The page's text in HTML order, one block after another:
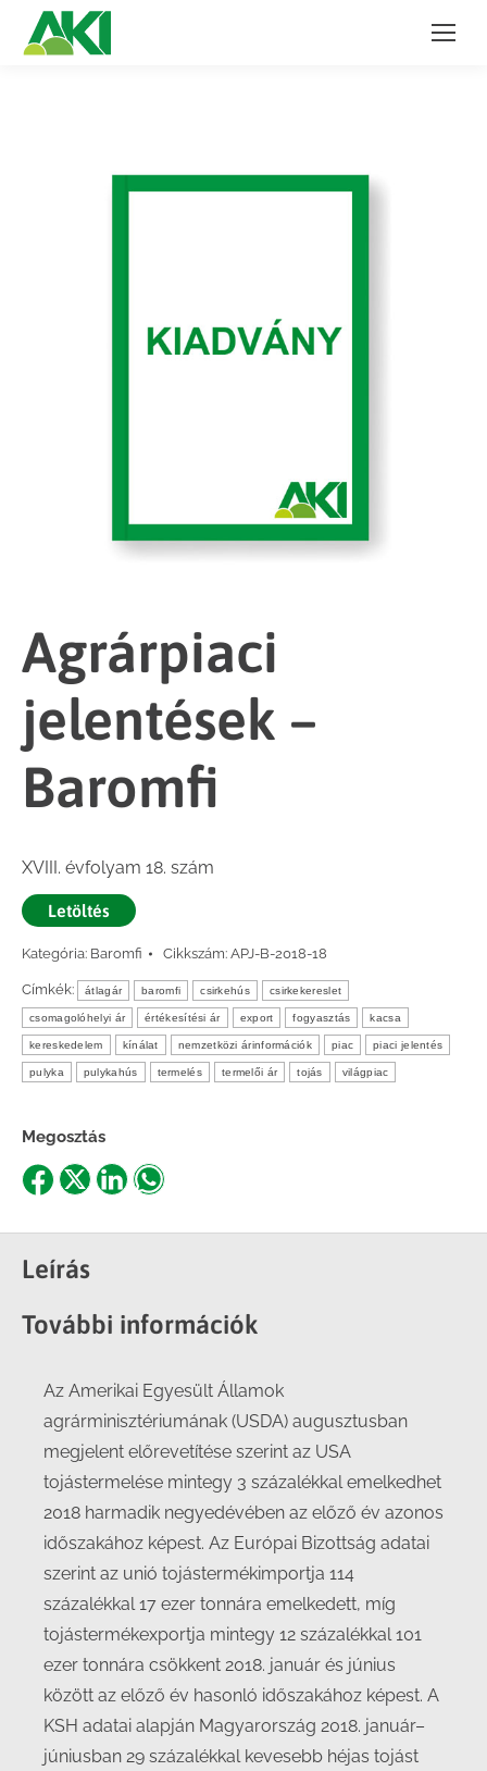
Agrárpiaci
jelentések –
Baromfi
XVIII. évfolyam 18. szám
Letöltés
Kategória: Baromfi Cikkszám: APJ-B-2018-18
Címkék: átlagár baromfi csirkehús csirkekereslet
csomagolóhelyi ár értékesítési ár export fogyasztás kacsa
kereskedelem kínálat nemzetközi árinformációk piac piaci jelentés
pulyka pulykahús termelés termelői ár tojás világpiac
Megosztás
Share
Facebook
Share
X
ShareShare
Leírás
További információk
Az Amerikai Egyesült Államok
agrárminisztériumának (USDA) augusztusban
megjelent előrevetítése szerint az USA
tojástermelése mintegy 3 százalékkal emelkedhet
2018 harmadik negyedévében az előző év azonos
időszakához képest. Az Európai Bizottság adatai
szerint az unió tojástermékimportja 114
százalékkal 17 ezer tonnára emelkedett, míg
tojástermékexportja mintegy 12 százalékkal 101
ezer tonnára csökkent 2018. január és június
között az előző év hasonló időszakához képest. A
KSH adatai alapján Magyarország 2018. január–
júniusban 29 százalékkal kevesebb héjas tojást